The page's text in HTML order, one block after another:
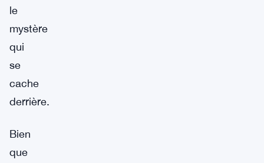
le
mystère
qui
se
cache
derrière.
Bien
que